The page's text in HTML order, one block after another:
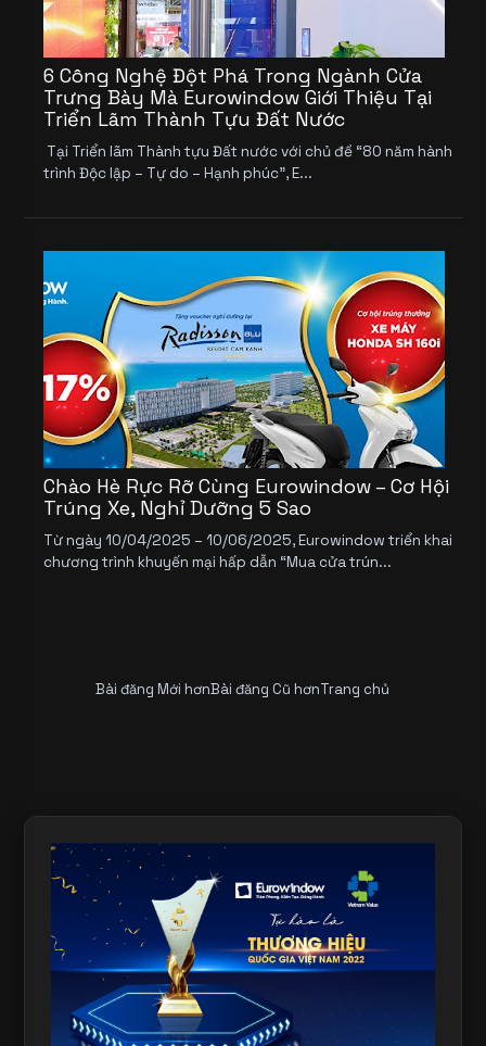
6 Công Nghệ Đột Phá Trong Ngành Cửa
Trưng Bày Mà Eurowindow Giới Thiệu Tại
Triển Lãm Thành Tựu Đất Nước
Tại Triển lãm Thành tựu Đất nước với chủ đề “80 năm hành
trình Độc lập – Tự do – Hạnh phúc”, E...
Chào Hè Rực Rỡ Cùng Eurowindow – Cơ Hội
Trúng Xe, Nghỉ Dưỡng 5 Sao
Từ ngày 10/04/2025 – 10/06/2025, Eurowindow triển khai
chương trình khuyến mại hấp dẫn “Mua cửa trún...
Bài đăng Mới hơnBài đăng Cũ hơnTrang chủ